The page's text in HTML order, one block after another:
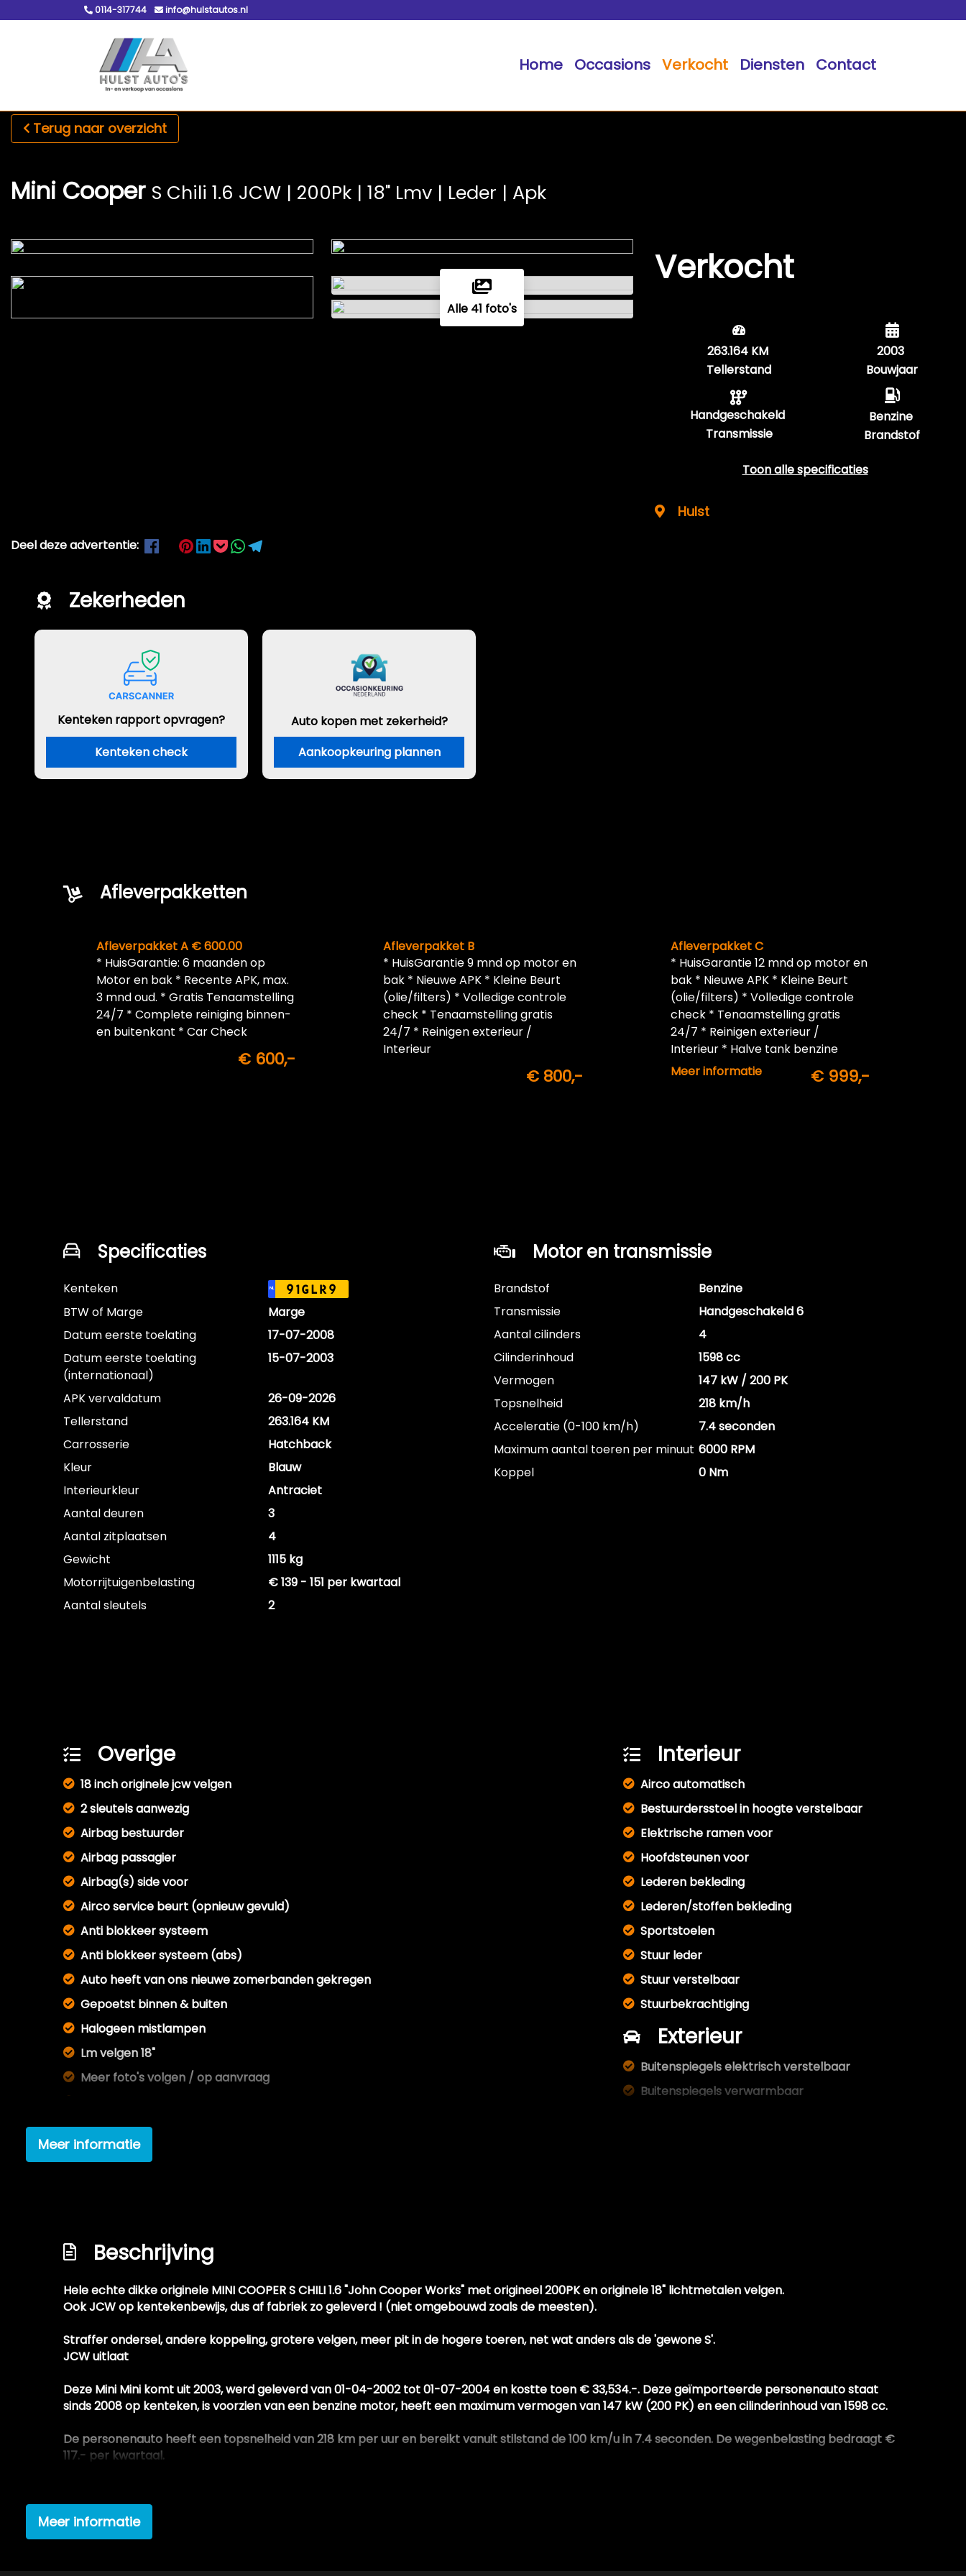
0114-317744 info@hulstautos.nl
Home Occasions Verkocht Diensten Contact
Terug naar overzicht
Mini Cooper S Chili 1.6 JCW | 200Pk | 18" Lmv | Leder | Apk
Alle 41 foto's
Verkocht
263.164 KM
Tellerstand
Handgeschakeld
Transmissie
2003
Bouwjaar
Benzine
Brandstof
Toon alle specificaties
Hulst
Deel deze advertentie:
Zekerheden
Kenteken rapport opvragen?
Kenteken check
Auto kopen met zekerheid?
Aankoopkeuring plannen
Afleverpakketten
Afleverpakket A € 600.00
* HuisGarantie: 6 maanden op
Motor en bak * Recente APK, max.
3 mnd oud. * Gratis Tenaamstelling
24/7 * Complete reiniging binnen-
en buitenkant * Car Check
€ 600,-
Afleverpakket B
* HuisGarantie 9 mnd op motor en
bak * Nieuwe APK * Kleine Beurt
(olie/filters) * Volledige controle
check * Tenaamstelling gratis
24/7 * Reinigen exterieur /
Interieur
€ 800,-
Afleverpakket C
* HuisGarantie 12 mnd op motor en
bak * Nieuwe APK * Kleine Beurt
(olie/filters) * Volledige controle
check * Tenaamstelling gratis
24/7 * Reinigen exterieur /
Interieur * Halve tank benzine
inbegrepen
Meer informatie € 999,-
Specificaties
Kenteken NL 91GLR9
BTW of Marge
Marge
Datum eerste toelating
17-07-2008
Datum eerste toelating
(internationaal)
15-07-2003
APK vervaldatum
26-09-2026
Tellerstand
263.164 KM
Carrosserie
Hatchback
Kleur
Blauw
Interieurkleur
Antraciet
Aantal deuren
3
Aantal zitplaatsen
4
Gewicht
1115 kg
Motorrijtuigenbelasting
€ 139 - 151 per kwartaal
Aantal sleutels
2
Motor en transmissie
Brandstof
Benzine
Transmissie
Handgeschakeld 6
Aantal cilinders
4
Cilinderinhoud
1598 cc
Vermogen
147 kW / 200 PK
Topsnelheid
218 km/h
Acceleratie (0-100 km/h)
7.4 seconden
Maximum aantal toeren per minuut 6000 RPM
Koppel
0 Nm
Overige
18 inch originele jcw velgen
2 sleutels aanwezig
Airbag bestuurder
Airbag passagier
Airbag(s) side voor
Airco service beurt (opnieuw gevuld)
Anti blokkeer systeem
Anti blokkeer systeem (abs)
Auto heeft van ons nieuwe zomerbanden gekregen
Gepoetst binnen & buiten
Halogeen mistlampen
Lm velgen 18"
Meer foto's volgen / op aanvraag
Navigatie-systeem
Nieuwe accu !
Radio cd-speler
Softwarematig getuned (chiptuning)
Striping / accenten
Velgen hebben wat stoeprandschades helaas, optioneel te herstellen.
Witte striping
Interieur
Airco automatisch
Bestuurdersstoel in hoogte verstelbaar
Elektrische ramen voor
Hoofdsteunen voor
Lederen bekleding
Lederen/stoffen bekleding
Sportstoelen
Stuur leder
Stuur verstelbaar
Stuurbekrachtiging
Exterieur
Buitenspiegels elektrisch verstelbaar
Buitenspiegels verwarmbaar
Meer informatie
Beschrijving
Hele echte dikke originele MINI COOPER S CHILI 1.6 "John Cooper Works" met origineel 200PK en originele 18" lichtmetalen velgen.
Ook JCW op kentekenbewijs, dus af fabriek zo geleverd ! (niet omgebouwd zoals de meesten).
Straffer ondersel, andere koppeling, grotere velgen, meer pit in de hogere toeren, net wat anders als de 'gewone S'.
JCW uitlaat
Deze Mini Mini komt uit 2003, werd geleverd van 01-04-2002 tot 01-07-2004 en kostte toen € 33,534.-. Deze geïmporteerde personenauto staat
sinds 2008 op kenteken, is voorzien van een benzine motor, heeft een maximum vermogen van 147 kW (200 PK) en een cilinderinhoud van 1598 cc.
De personenauto heeft een topsnelheid van 218 km per uur en bereikt vanuit stilstand de 100 km/u in 7.4 seconden. De wegenbelasting bedraagt €
117.- per kwartaal.
Bouwjaar:2003
Carrosserie:Hatchback
Brandstof:Benzine
Meer informatie